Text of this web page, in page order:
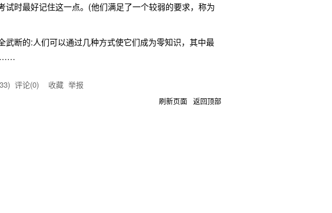
时最好记住这一点。(他们满足了一个较弱的要求，称为
断的:人们可以通过几种方式使它们成为零知识，其中最
……
) 评论(0) 收藏 举报
刷新页面 返回顶部